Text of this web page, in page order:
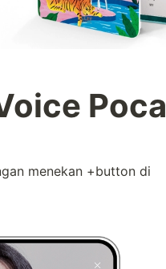
Poca
menekan +button di